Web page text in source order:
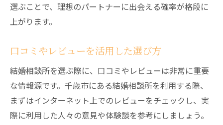
コストパフォーマンスの良い結婚相談所
料金に見合ったサービス内容とは
千歳市で安心して利用できる結婚相談所の選び
方
安心して利用できる結婚相談所の特徴
プライバシー保護の徹底
初心者でも安心のサポート体制
選ぶことで、理想のパートナーに出会える確率が格段に
上がります。
口コミやレビューを活用した選び方
結婚相談所を選ぶ際に、口コミやレビューは非常に重要
な情報源です。千歳市にある結婚相談所を利用する際、
まずはインターネット上でのレビューをチェックし、実
際に利用した人々の意見や体験談を参考にしましょう。